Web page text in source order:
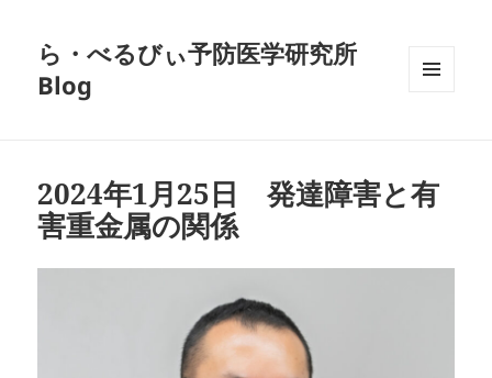
ら・べるびぃ予防医学研究所
Blog
2024年1月25日 発達障害と有
害重金属の関係